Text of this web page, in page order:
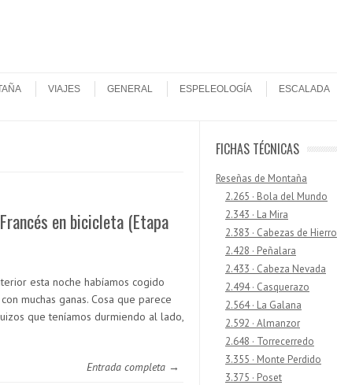
VIAJES GENERAL ESPELEOLOGÍA ESCALADA
en bicicleta (Etapa
esta noche habíamos cogido
muchas ganas. Cosa que parece
que teníamos durmiendo al lado,
Entrada completa →
FICHAS TÉCNICAS
Reseñas de Montaña
2.265 · Bola del Mundo
2.343 · La Mira
2.383 · Cabezas de Hierro
2.428 · Peñalara
2.433 · Cabeza Nevada
2.494 · Casquerazo
2.564 · La Galana
2.592 · Almanzor
2.648 · Torrecerredo
3.355 · Monte Perdido
3.375 · Poset